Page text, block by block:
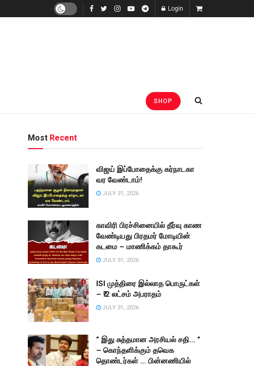
Login
SHOP
Most Recent
விஜய் இப்போதைக்கு கர்நாடகா
வர வேண்டாம்!
JULY 31, 2026
காவிரி பிரச்சினையில் தீர்வு காண
வேண்டியது பிரதமர் மோடியின்
கடமை – மாணிக்கம் தாகூர்
JULY 31, 2026
ISI முத்திரை இல்லாத பொருட்கள்
– ₹.2 லட்சம் அபராதம்
JULY 31, 2026
” இது சுத்தமான அரசியல் சதி… ”
– கொந்தளிக்கும் தவெக
தொண்டர்கள் … பின்னணியில்